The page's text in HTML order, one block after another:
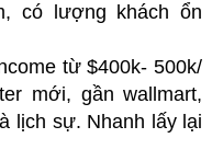
có lượng khách ổn
từ $400k- 500k/
mới, gần wallmart,
lịch sự. Nhanh lấy lại